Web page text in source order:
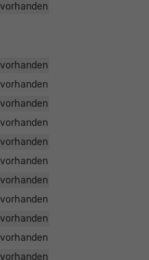
vorhanden
vorhanden
vorhanden
vorhanden
vorhanden
vorhanden
vorhanden
vorhanden
vorhanden
vorhanden
vorhanden
vorhanden